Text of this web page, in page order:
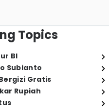
Topics
BI
Subianto
Gratis
Rupiah